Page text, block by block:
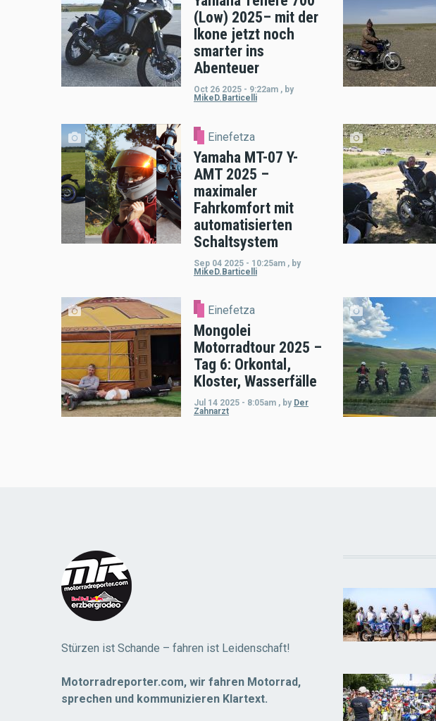
(Low) 2025– mit der
Ikone jetzt noch
smarter ins
Abenteuer
Oct 26 2025 - 9:22am , by
MikeD.Barticelli
Einefetza
Yamaha MT-07 Y-
AMT 2025 –
maximaler
Fahrkomfort mit
automatisierten
Schaltsystem
Sep 04 2025 - 10:25am , by
MikeD.Barticelli
Einefetza
Mongolei
Motorradtour 2025 –
Tag 6: Orkontal,
Kloster, Wasserfälle
Jul 14 2025 - 8:05am , by Der
Zahnarzt
Stürzen ist Schande – fahren ist Leidenschaft!
Motorradreporter.com, wir fahren Motorrad,
sprechen und kommunizieren Klartext.